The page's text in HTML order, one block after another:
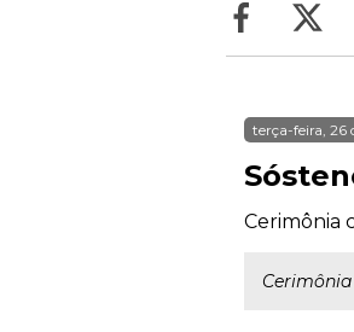
terça-feira, 26
Cerimônia